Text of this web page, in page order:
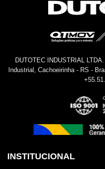
DUTOTEC INDUSTRIAL LTDA.
Industrial, Cachoeirinha - RS -
INSTITUCIONAL